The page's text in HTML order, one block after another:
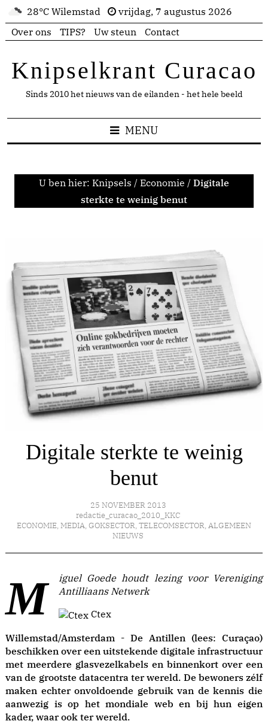
28°C Wilemstad
vrijdag, 7 augustus 2026
Over ons
TIPS? Uw steun Contact
Knipselkrant Curacao
Sinds 2010 het nieuws van de eilanden - het hele beeld
MENU
U ben hier: Knipsels / Economie / Digitale
sterkte te weinig benut
Digitale sterkte te weinig
benut
25 NOVEMBER 2013
redactie_curacao_2010_KKC
ECONOMIE, MEDIA, GOKSECTOR, TELECOMSECTOR, ALGEMEEN
NIEUWS
Miguel Goede houdt lezing voor Vereniging
Antilliaans Netwerk
Ctex
Willemstad/Amsterdam - De Antillen (lees: Curaçao)
beschikken over een uitstekende digitale infrastructuur
met meerdere glasvezelkabels en binnenkort over een
van de grootste datacentra ter wereld. De bewoners zélf
maken echter onvoldoende gebruik van de kennis die
aanwezig is op het mondiale web en bij hun eigen
kader, waar ook ter wereld.